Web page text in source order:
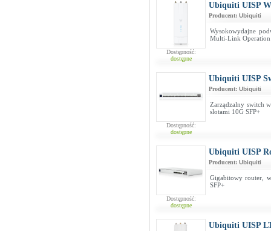
Dostępność:
dostępne
Ubiquiti UISP
Producent: Ubiquiti
Wysokowydajne
Multi-Link Operation
Dostępność:
dostępne
Ubiquiti UISP
Producent: Ubiquiti
Zarządzalny switch
slotami 10G SFP+
Dostępność:
dostępne
Ubiquiti UISP
Producent: Ubiquiti
Gigabitowy router,
SFP+
Ubiquiti UISP